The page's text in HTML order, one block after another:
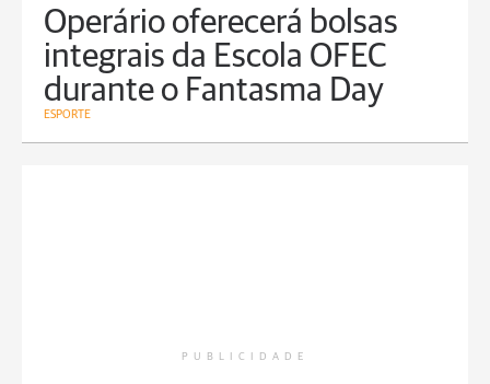
Operário oferecerá bolsas
integrais da Escola OFEC
durante o Fantasma Day
ESPORTE
PUBLICIDADE